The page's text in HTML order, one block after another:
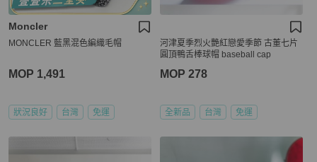
Moncler
MONCLER 藍黑混色編織毛帽
MOP 1,491
狀況良好 台灣 免運
河津夏季烈火艷紅戀愛季節 古董七片
圓頂鴨舌棒球帽 baseball cap
MOP 278
全新品 台灣 免運